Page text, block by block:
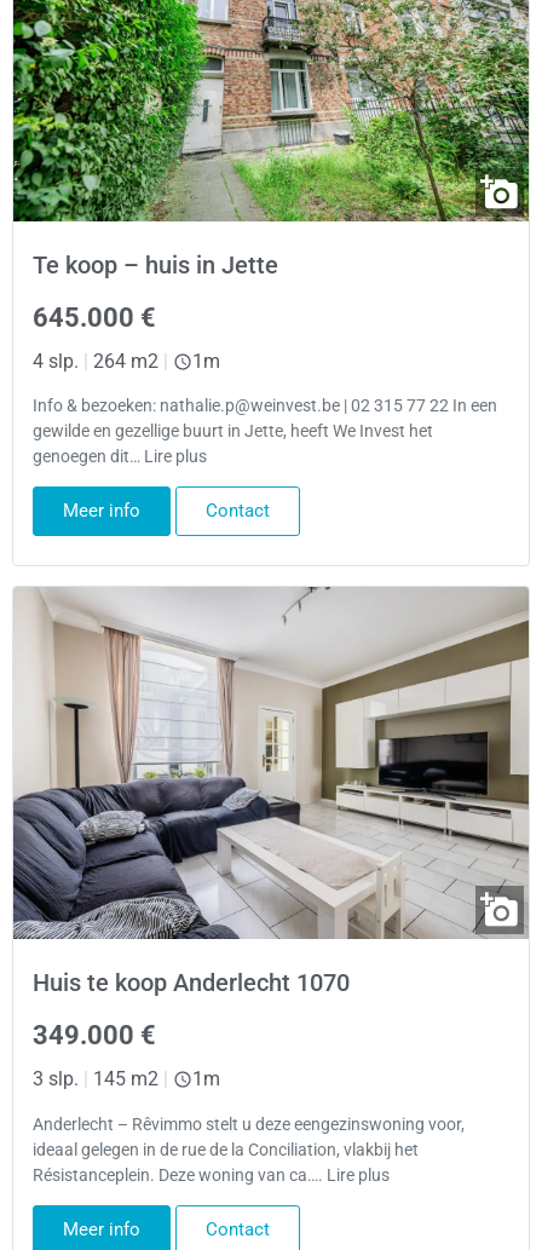
Te koop – huis in Jette
645.000 €
4 slp. | 264 m2 | 1m
Info & bezoeken: nathalie.p@weinvest.be | 02 315 77 22 In een
gewilde en gezellige buurt in Jette, heeft We Invest het
genoegen dit… Lire plus
Meer info Contact
Huis te koop Anderlecht 1070
349.000 €
3 slp. 145 m2 1m
Anderlecht – Rêvimmo stelt u deze eengezinswoning voor,
ideaal gelegen in de rue de la Conciliation, vlakbij het
Résistanceplein. Deze woning van ca…. Lire plus
Meer info Contact